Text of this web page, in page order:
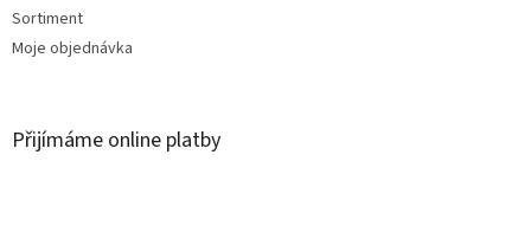
Sortiment
Moje objednávka
Přijímáme online platby